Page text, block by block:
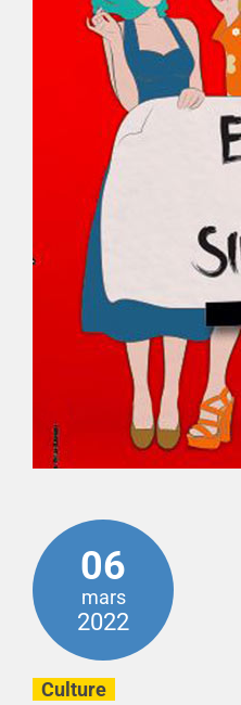
06
mars
2022
Culture